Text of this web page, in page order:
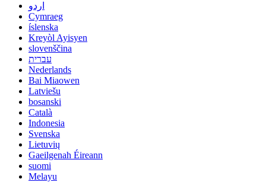
اردو
Cymraeg
íslenska
Kreyòl Ayisyen
slovenščina
עברית
Nederlands
Bai Miaowen
Latviešu
bosanski
Català
Indonesia
Svenska
Lietuvių
Gaeilgenah Éireann
suomi
Melayu